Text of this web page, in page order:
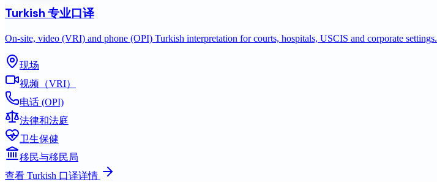
Turkish 专业口译
On-site, video (VRI) and phone (OPI) Turkish interpretation for courts, hospitals, USCIS and corporate settings.
现场
视频（VRI）
电话 (OPI)
法律和法庭
卫生保健
移民与移民局
查看 Turkish 口译详情